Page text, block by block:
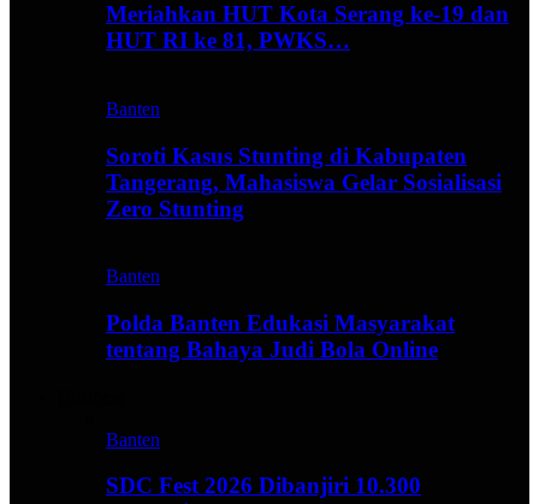
Meriahkan HUT Kota Serang ke-19 dan
HUT RI ke 81, PWKS…
Banten
Soroti Kasus Stunting di Kabupaten
Tangerang, Mahasiswa Gelar Sosialisasi
Zero Stunting
Banten
Polda Banten Edukasi Masyarakat
tentang Bahaya Judi Bola Online
Banten
SDC Fest 2026 Dibanjiri 10.300